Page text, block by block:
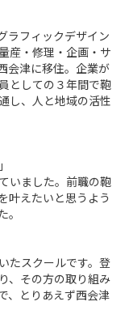
ラフィックデザイン
産・修理・企画・サ
会津に移住。企業が
としての３年間で鞄
し、人と地域の活性
いました。前職の鞄
叶えたいと思うよう
たスクールです。登
、その方の取り組み
、とりあえず西会津